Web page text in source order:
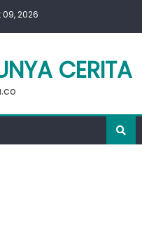
2026
CERITA